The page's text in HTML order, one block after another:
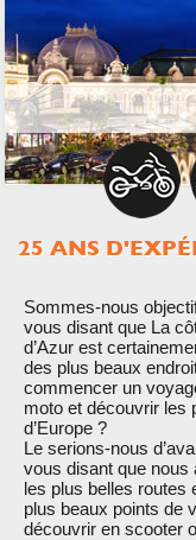
25 ANS
Sommes-nous
vous disant que La
d’Azur est
des plus beaux
commencer un
moto et découvrir les
d’Europe ?
Le serions-nous
vous disant que nous
les plus belles routes
plus beaux points de
découvrir en scooter